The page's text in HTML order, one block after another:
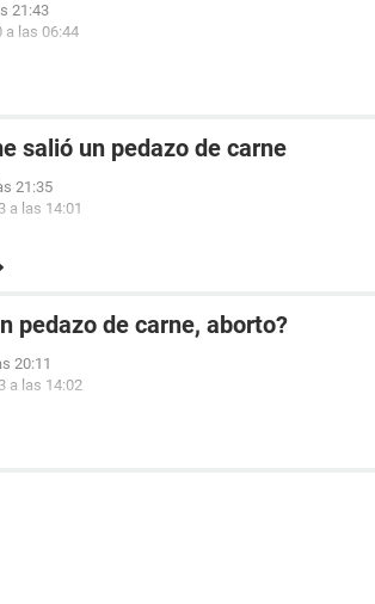
21:43
a las 06:44
salió un pedazo de carne
21:35
a las 14:01
pedazo de carne, aborto?
20:11
a las 14:02